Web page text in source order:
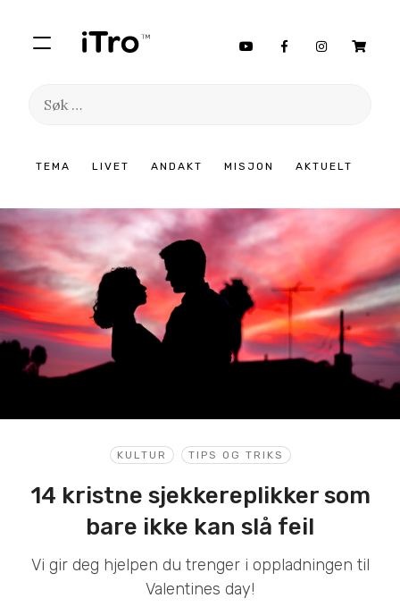
TEMA LIVET ANDAKT MISJON AKTUELT
Søk
innhold
KULTUR TIPS OG TRIKS
14 kristne sjekkereplikker som
bare ikke kan slå feil
Vi gir deg hjelpen du trenger i oppladningen til
Valentines day!